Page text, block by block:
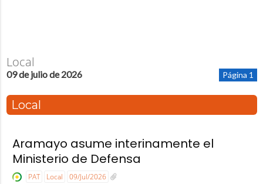
Local
09 de julio de 2026 Página 1
Local
Aramayo asume interinamente el
Ministerio de Defensa
PAT Local 09/Jul/2026